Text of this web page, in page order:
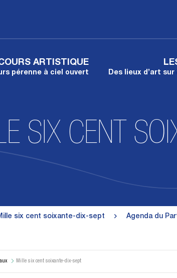
ARTISTIQUE
pérenne à ciel ouvert Des lieux d’art
SIX CENT
six cent soixante-dix-sept Agenda du
Mille six cent soixante-dix-sept